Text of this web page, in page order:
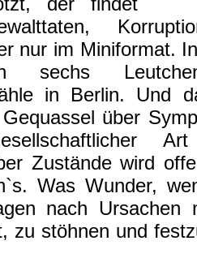
nur im Miniformat.
sechs
in Berlin. Und
über
Zustände wird
Was Wunder,
nach
zu stöhnen und